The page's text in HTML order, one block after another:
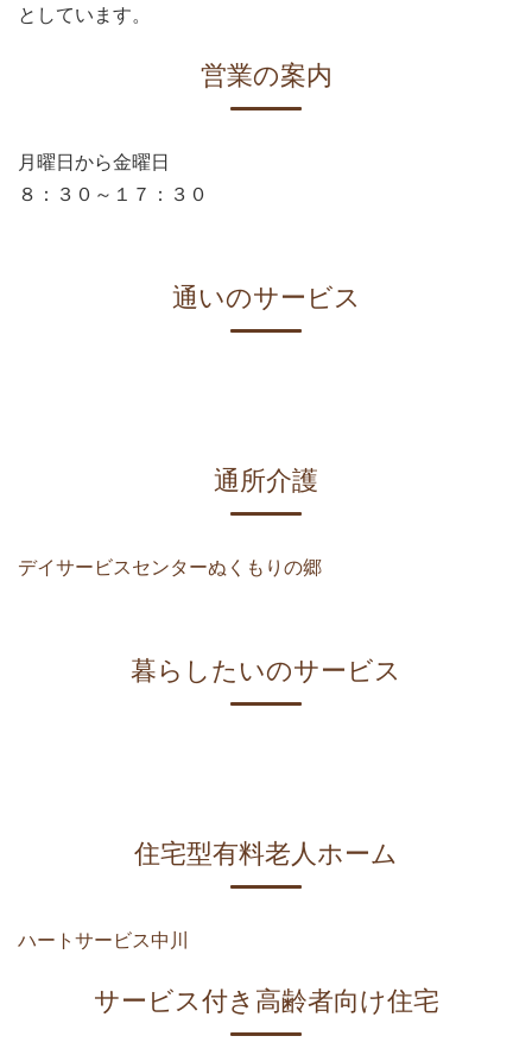
としています。
営業の案内
月曜日から金曜日
８：３０～１７：３０
通いのサービス
通所介護
デイサービスセンターぬくもりの郷
暮らしたいのサービス
住宅型有料老人ホーム
ハートサービス中川
サービス付き高齢者向け住宅